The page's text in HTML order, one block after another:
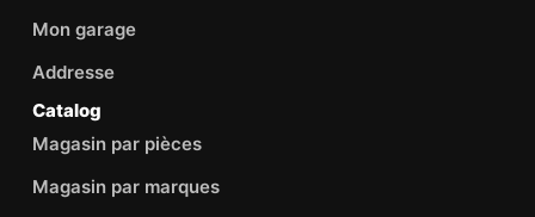
Mon garage
Addresse
Catalog
Magasin par pièces
Magasin par marques